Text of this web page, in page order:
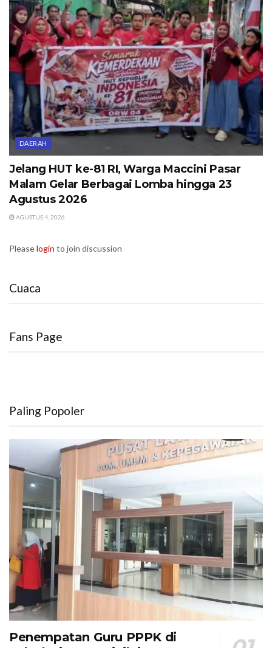
DAERAH
Jelang HUT ke-81 RI, Warga Maccini Pasar
Malam Gelar Berbagai Lomba hingga 23
Agustus 2026
AGUSTUS 4, 2026
Pleaselogin to join discussion
Cuaca
Fans Page
Paling Popoler
Penempatan Guru PPPK di